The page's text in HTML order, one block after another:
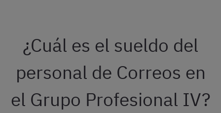
¿Cuál es el sueldo del
personal de Correos en
el Grupo Profesional IV?